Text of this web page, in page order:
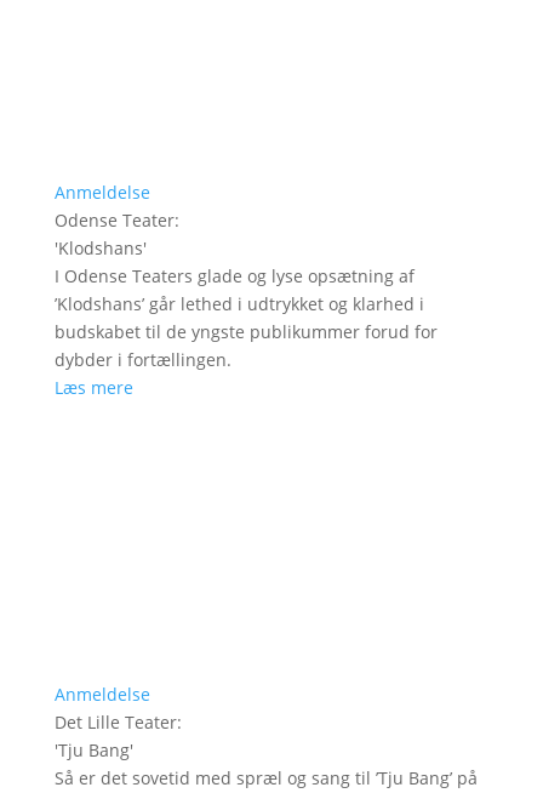
Anmeldelse
Odense Teater:
'Klodshans'
I Odense Teaters glade og lyse opsætning af
’Klodshans’ går lethed i udtrykket og klarhed i
budskabet til de yngste publikummer forud for
dybder i fortællingen.
Læs mere
Anmeldelse
Det Lille Teater:
'Tju Bang'
Så er det sovetid med spræl og sang til ’Tju Bang’ på